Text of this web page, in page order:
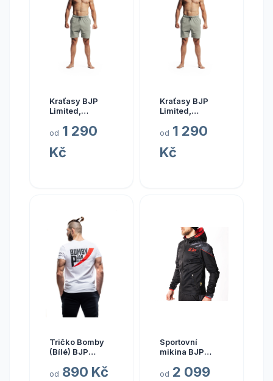
Kraťasy BJP
Limited,
Velikost: XL
od 1 290
Kč
Kraťasy BJP
Limited,
Velikost: S
od 1 290
Kč
Tričko Bomby
(Bílé) BJP
od 890 Kč
Sportovní
mikina BJP
od 2 099